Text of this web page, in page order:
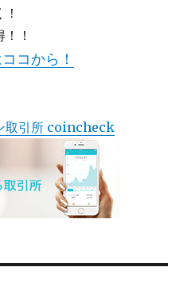
！
コから！
取引所 coincheck